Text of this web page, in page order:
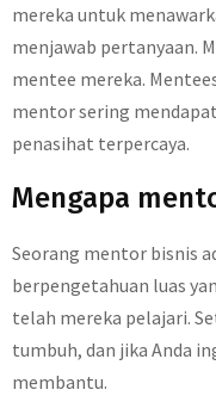
mereka untuk
menjawab pertanyaan.
mentee mereka.
mentor sering
penasihat terpercaya.
Mengapa
Seorang mentor bisnis
berpengetahuan luas
telah mereka pelajari.
tumbuh, dan jika Anda
membantu.